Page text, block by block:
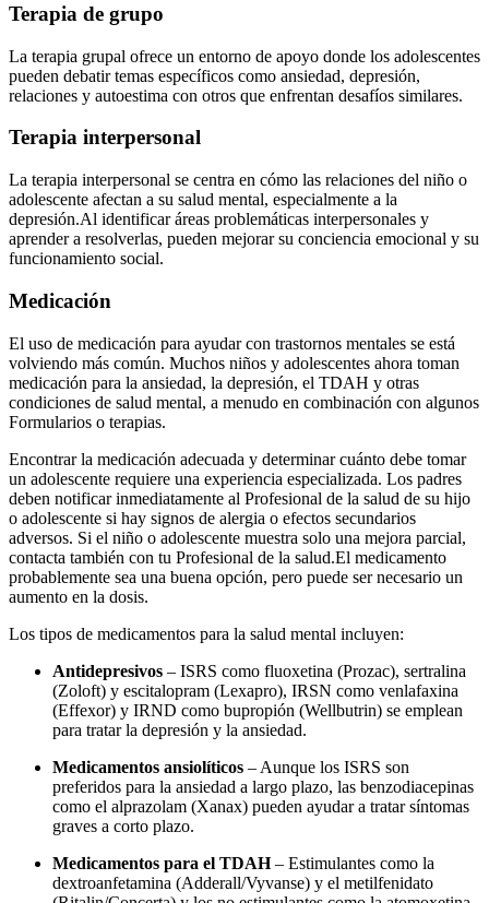
Terapia de grupo
La terapia grupal ofrece un entorno de apoyo donde los adolescentes
pueden debatir temas específicos como ansiedad, depresión,
relaciones y autoestima con otros que enfrentan desafíos similares.
Terapia interpersonal
La terapia interpersonal se centra en cómo las relaciones del niño o
adolescente afectan a su salud mental, especialmente a la
depresión.Al identificar áreas problemáticas interpersonales y
aprender a resolverlas, pueden mejorar su conciencia emocional y su
funcionamiento social.
Medicación
El uso de medicación para ayudar con trastornos mentales se está
volviendo más común. Muchos niños y adolescentes ahora toman
medicación para la ansiedad, la depresión, el TDAH y otras
condiciones de salud mental, a menudo en combinación con algunos
Formularios o terapias.
Encontrar la medicación adecuada y determinar cuánto debe tomar
un adolescente requiere una experiencia especializada. Los padres
deben notificar inmediatamente al Profesional de la salud de su hijo
o adolescente si hay signos de alergia o efectos secundarios
adversos. Si el niño o adolescente muestra solo una mejora parcial,
contacta también con tu Profesional de la salud.El medicamento
probablemente sea una buena opción, pero puede ser necesario un
aumento en la dosis.
Los tipos de medicamentos para la salud mental incluyen:
Antidepresivos – ISRS como fluoxetina (Prozac), sertralina
(Zoloft) y escitalopram (Lexapro), IRSN como venlafaxina
(Effexor) y IRND como bupropión (Wellbutrin) se emplean
para tratar la depresión y la ansiedad.
Medicamentos ansiolíticos – Aunque los ISRS son
preferidos para la ansiedad a largo plazo, las benzodiacepinas
como el alprazolam (Xanax) pueden ayudar a tratar síntomas
graves a corto plazo.
Medicamentos para el TDAH– Estimulantes como la
dextroanfetamina (Adderall/Vyvanse) y el metilfenidato